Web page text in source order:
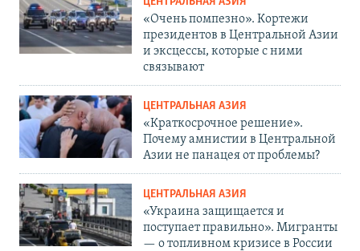
«Очень помпезно». Кортежи
президентов в Центральной Азии
и эксцессы, которые с ними
связывают
ЦЕНТРАЛЬНАЯ АЗИЯ
«Краткосрочное решение».
Почему амнистии в Центральной
Азии не панацея от проблемы?
ЦЕНТРАЛЬНАЯ АЗИЯ
«Украина защищается и
поступает правильно». Мигранты
— о топливном кризисе в России